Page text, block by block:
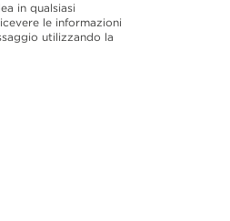
in qualsiasi
le informazioni
utilizzando la